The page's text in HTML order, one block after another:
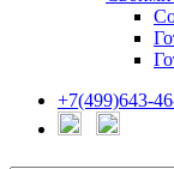
+7(499)643-